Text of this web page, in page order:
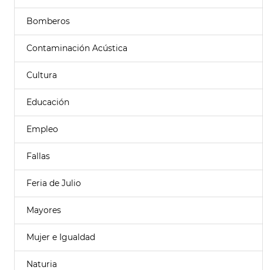
Bomberos
Contaminación Acústica
Cultura
Educación
Empleo
Fallas
Feria de Julio
Mayores
Mujer e Igualdad
Naturia